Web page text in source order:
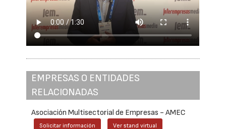
EMPRESAS O ENTIDADES
RELACIONADAS
Asociación Multisectorial de Empresas - AMEC
Solicitar información Ver stand virtual